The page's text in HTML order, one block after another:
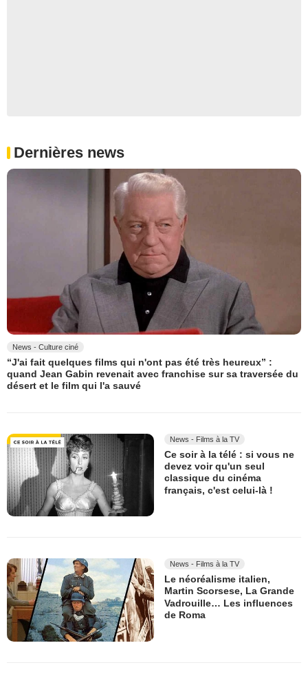
Dernières news
News - Culture ciné
“J'ai fait quelques films qui n'ont pas été très heureux” :
quand Jean Gabin revenait avec franchise sur sa traversée du
désert et le film qui l'a sauvé
News - Films à la TV
Ce soir à la télé : si vous ne
devez voir qu'un seul
classique du cinéma
français, c'est celui-là !
News - Films à la TV
Le néoréalisme italien,
Martin Scorsese, La Grande
Vadrouille… Les influences
de Roma